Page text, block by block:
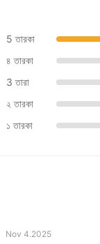
5 তারকা
৪ তারকা
3 তারা
২ তারকা
১ তারকা
Nov 4.2025